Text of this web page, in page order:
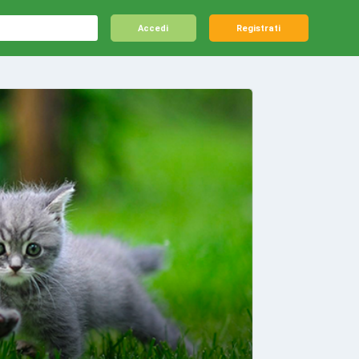
Accedi Registrati